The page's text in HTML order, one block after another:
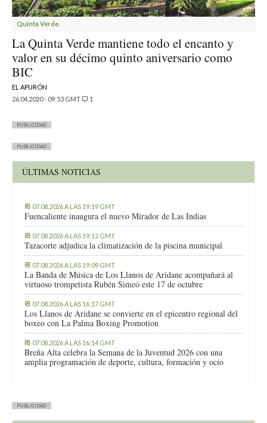
Quinta Verde.
La Quinta Verde mantiene todo el encanto y
valor en su décimo quinto aniversario como
BIC
EL APURÓN
26.04.2020 - 09:53 GMT
1
PUBLICIDAD
PUBLICIDAD
ÚLTIMAS NOTICIAS
07.08.2026 A LAS 19:19 GMT
Fuencaliente inaugura el nuevo Mirador de Las Indias
07.08.2026 A LAS 19:12 GMT
Tazacorte adjudica la climatización de la piscina municipal
07.08.2026 A LAS 19:09 GMT
La Banda de Música de Los Llanos de Aridane acompañará al
virtuoso trompetista Rubén Simeó este 17 de octubre
07.08.2026 A LAS 16:17 GMT
Los Llanos de Aridane se convierte en el epicentro regional del
boxeo con La Palma Boxing Promotion
07.08.2026 A LAS 16:14 GMT
Breña Alta celebra la Semana de la Juventud 2026 con una
amplia programación de deporte, cultura, formación y ocio
PUBLICIDAD